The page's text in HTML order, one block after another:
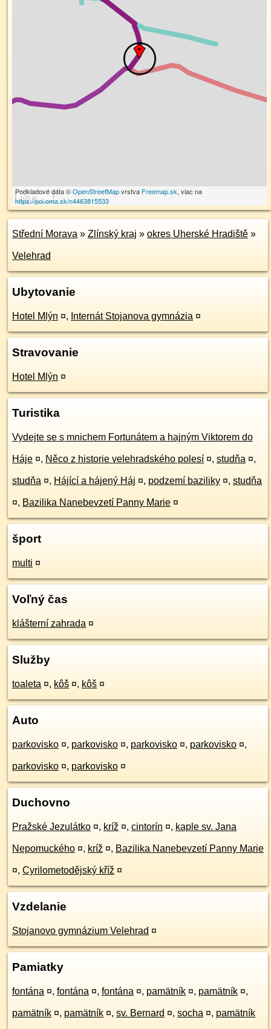
100 m
Podkladové dáta ©OpenStreetMapvrstva Freemap.sk, viac na
https://poi.oma.sk/n4463815533
Střední Morava » Zlínský kraj » okres Uherské Hradiště »
Velehrad
Ubytovanie
Hotel Mlýn ¤, Internát Stojanova gymnázia ¤
Stravovanie
Hotel Mlýn ¤
Turistika
Vydejte se s mnichem Fortunátem a hajným Viktorem do
Háje ¤, Něco z historie velehradského polesí ¤, studňa ¤,
studňa ¤, Hájící a hájený Háj ¤, podzemí baziliky ¤, studňa
¤, Bazilika Nanebevzetí Panny Marie ¤
šport
multi ¤
Voľný čas
klášterní zahrada ¤
Služby
toaleta ¤, kôš ¤, kôš ¤
Auto
parkovisko ¤, parkovisko ¤, parkovisko ¤, parkovisko ¤,
parkovisko ¤, parkovisko ¤
Duchovno
Pražské Jezulátko ¤, kríž ¤, cintorín ¤, kaple sv. Jana
Nepomuckého ¤, kríž ¤, Bazilika Nanebevzetí Panny Marie
¤, Cyrilometodějský kříž ¤
Vzdelanie
Stojanovo gymnázium Velehrad ¤
Pamiatky
fontána ¤, fontána ¤, fontána ¤, pamätník ¤, pamätník ¤,
pamätník ¤, pamätník ¤, sv. Bernard ¤, socha ¤, pamätník